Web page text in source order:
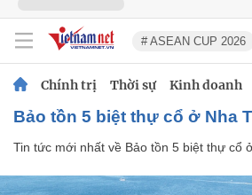
# ASEAN CUP 2026
Chính trị Thời sự Kinh doanh
Bảo tồn 5 biệt thự cổ ở Nha
Tin tức mới nhất về Bảo tồn 5 biệt thự cổ